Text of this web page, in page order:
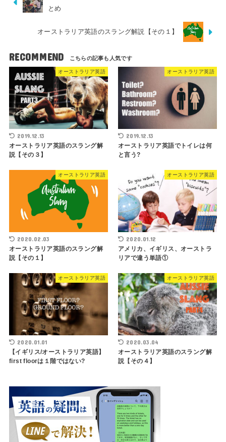
とめ
オーストラリア英語のスラング解説【その１】
RECOMMEND
オーストラリア英語
2019.12.13
オーストラリア英語のスラング解
説【その３】
オーストラリア英語
2019.12.13
オーストラリア英語でトイレは何
と言う?
オーストラリア英語
2020.02.03
オーストラリア英語のスラング解
説【その１】
オーストラリア英語
2020.01.12
アメリカ、イギリス、オーストラ
リアで違う単語①
オーストラリア英語
2020.01.01
【イギリス/オーストラリア英語】
first floorは１階ではない?
オーストラリア英語
2020.03.04
オーストラリア英語のスラング解
説【その４】